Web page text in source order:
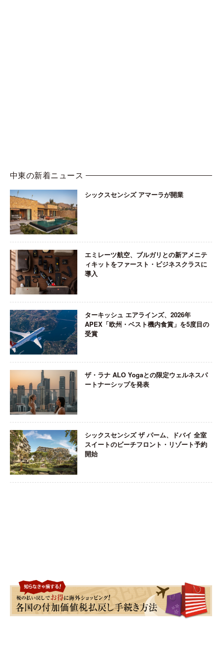
中東の新着ニュース
シックスセンシズ アマーラが開業
エミレーツ航空、ブルガリとの新アメニテ
ィキットをファースト・ビジネスクラスに
導入
ターキッシュ エアラインズ、2026年
APEX「欧州・ベスト機内食賞」を5度目の
受賞
ザ・ラナ ALO Yogaとの限定ウェルネスパ
ートナーシップを発表
シックスセンシズ ザ パーム、ドバイ 全室
スイートのビーチフロント・リゾート予約
開始